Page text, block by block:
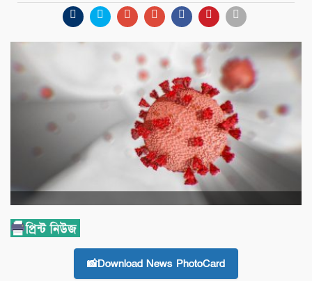
📸Download News PhotoCard